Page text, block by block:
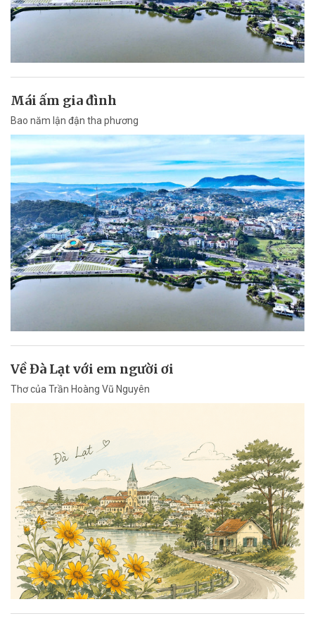
Mái ấm gia đình
Bao năm lận đận tha phương
Về Đà Lạt với em người ơi
Thơ của Trần Hoàng Vũ Nguyên